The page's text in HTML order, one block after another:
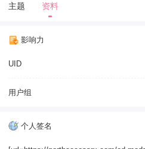
主题 资料
影响力
UID
用户组
个人签名